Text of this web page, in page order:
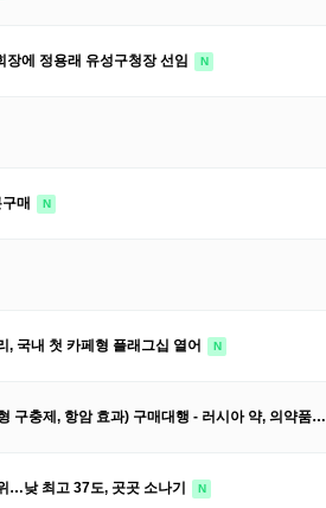
에 정용래 유성구청장 선임 N
매 N
, 국내 첫 카페형 플래그십 열어 N
구충제, 항암 효과) 구매대행 - 러시아 약, 의약품…
…낮 최고 37도, 곳곳 소나기 N